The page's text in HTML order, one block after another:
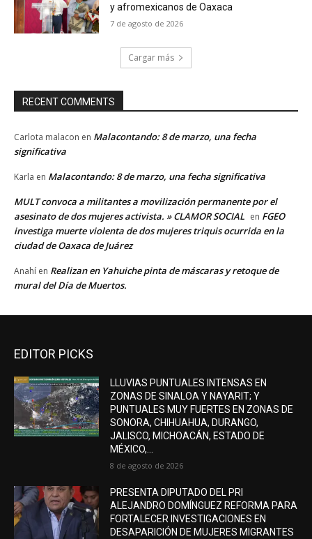
y afromexicanos de Oaxaca
7 de agosto de 2026
Cargar más
RECENT COMMENTS
Carlota malacon en Malacontando: 8 de marzo, una fecha
significativa
Karla en Malacontando: 8 de marzo, una fecha significativa
MULT convoca a militantes a movilización permanente por el
asesinato de dos mujeres activista. » CLAMOR SOCIAL en FGEO
investiga muerte violenta de dos mujeres triquis ocurrida en la
ciudad de Oaxaca de Juárez
Anahí en Realizan en Yahuiche pinta de máscaras y retoque de
mural del Día de Muertos.
EDITOR PICKS
LLUVIAS PUNTUALES INTENSAS EN
ZONAS DE SINALOA Y NAYARIT; Y
PUNTUALES MUY FUERTES EN ZONAS DE
SONORA, CHIHUAHUA, DURANGO,
JALISCO, MICHOACÁN, ESTADO DE
MÉXICO,...
8 de agosto de 2026
PRESENTA DIPUTADO DEL PRI
ALEJANDRO DOMÍNGUEZ REFORMA PARA
FORTALECER INVESTIGACIONES EN
DESAPARICIÓN DE MUJERES MIGRANTES